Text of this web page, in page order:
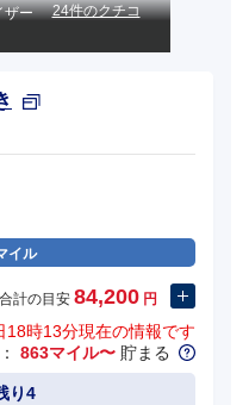
24件のクチコ
イル
計の目安 84,200 円
18時13分現在の情報です
863マイル〜 貯まる
り4